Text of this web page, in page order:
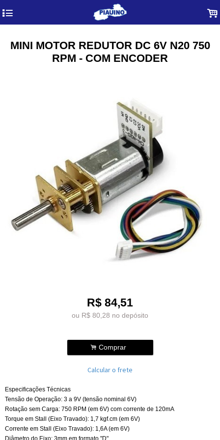
4 .
MINI MOTOR REDUTOR DC 6V N20 750
RPM - COM ENCODER
R$ 84,51
ou R$ 80,28 no depósito
. Comprar
Calcular o frete
Especificações Técnicas
Tensão de Operação: 3 a 9V (tensão nominal 6V)
Rotação sem Carga: 750 RPM (em 6V) com corrente de 120mA
Torque em Stall (Eixo Travado): 1,7 kgf.cm (em 6V)
Corrente em Stall (Eixo Travado): 1,6A (em 6V)
Diâmetro do Eixo: 3mm em formato "D"